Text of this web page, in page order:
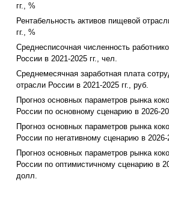
гг., %
Рентабельность активов пищевой
гг., %
Среднесписочная численность
России в 2021-2025 гг., чел.
Среднемесячная заработная плата
отрасли России в 2021-2025 гг., руб.
Прогноз основных параметров рынка
России по основному сценарию в 2026-
Прогноз основных параметров рынка
России по негативному сценарию в
Прогноз основных параметров рынка
России по оптимистичному сценарию в
долл.